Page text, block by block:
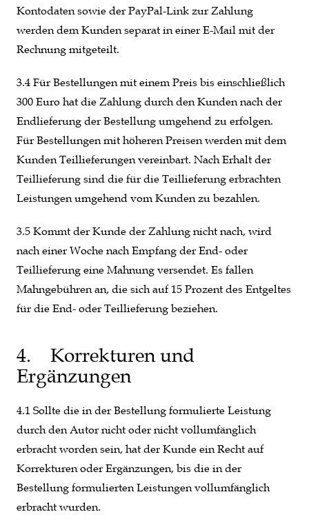
Kontodaten sowie der PayPal-Link zur Zahlung
werden dem Kunden separat in einer E-Mail mit der
Rechnung mitgeteilt.
3.4 Für Bestellungen mit einem Preis bis einschließlich
300 Euro hat die Zahlung durch den Kunden nach der
Endlieferung der Bestellung umgehend zu erfolgen.
Für Bestellungen mit höheren Preisen werden mit dem
Kunden Teillieferungen vereinbart. Nach Erhalt der
Teillieferung sind die für die Teillieferung erbrachten
Leistungen umgehend vom Kunden zu bezahlen.
3.5 Kommt der Kunde der Zahlung nicht nach, wird
nach einer Woche nach Empfang der End- oder
Teillieferung eine Mahnung versendet. Es fallen
Mahngebühren an, die sich auf 15 Prozent des Entgeltes
für die End- oder Teillieferung beziehen.
4. Korrekturen und
Ergänzungen
4.1 Sollte die in der Bestellung formulierte Leistung
durch den Autor nicht oder nicht vollumfänglich
erbracht worden sein, hat der Kunde ein Recht auf
Korrekturen oder Ergänzungen, bis die in der
Bestellung formulierten Leistungen vollumfänglich
erbracht wurden.